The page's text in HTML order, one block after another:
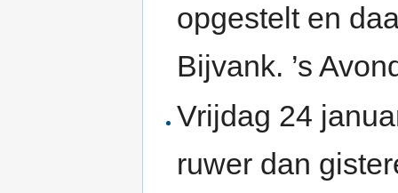
opgestelt en
Bijvank. ’s
Vrijdag 24
ruwer dan